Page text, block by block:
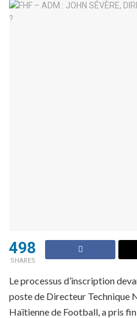
498
SHARES
Le processus d’inscription
poste de Directeur Technique
Haïtienne de Football, a pris